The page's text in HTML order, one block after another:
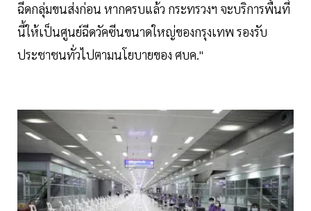
ฉีดกลุ่มขนส่งก่อน หากครบแล้ว กระทรวงฯ จะบริการพื้นที่
นี้ให้เป็นศูนย์ฉีดวัคซีนขนาดใหญ่ของกรุงเทพ รองรับ
ประชาชนทั่วไปตามนโยบายของ ศบค."